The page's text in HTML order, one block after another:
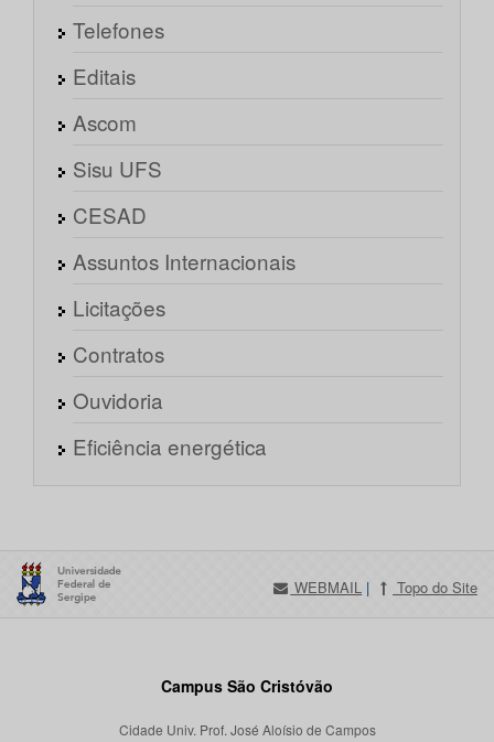
Telefones
Editais
Ascom
Sisu UFS
CESAD
Assuntos Internacionais
Licitações
Contratos
Ouvidoria
Eficiência energética
WEBMAIL | Topo do Site
Campus São Cristóvão
Cidade Univ. Prof. José Aloísio de Campos